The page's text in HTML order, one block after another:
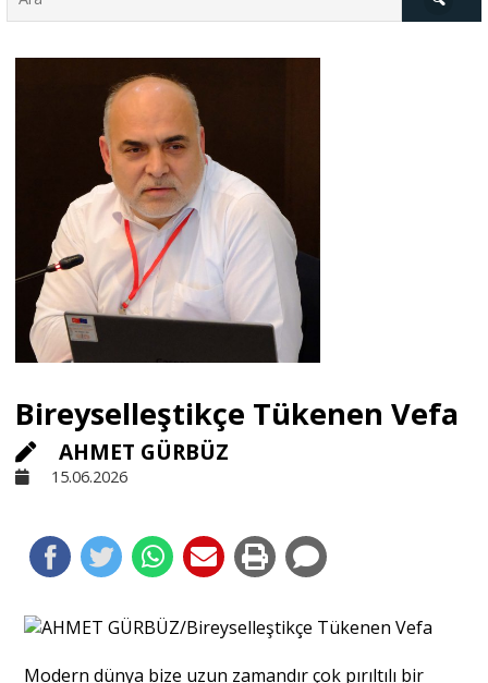
Derkenar
Sivil Toplum
Kültür - Sanat
Ekonomi
Dünya
Söyleşi
Yazı Dizisi
Bireyselleştikçe Tükenen Vefa
AHMET GÜRBÜZ
15.06.2026
Modern dünya bize uzun zamandır çok pırıltılı bir